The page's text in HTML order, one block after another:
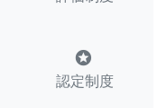
stars
認定制度